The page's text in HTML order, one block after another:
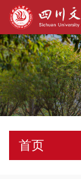
首页